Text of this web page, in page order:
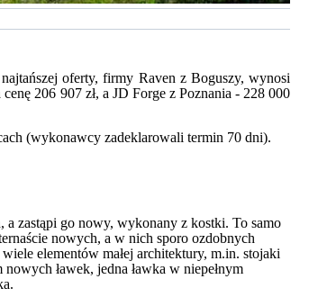
oferty, firmy Raven z Boguszy, wynosi
206 907 zł, a JD Forge z Poznania - 228 000
(wykonawcy zadeklarowali termin 70 dni).
a zastąpi go nowy, wykonany z kostki. To samo
nowych, a w nich sporo ozdobnych
elementów małej architektury, m.in. stojaki
ławek, jedna ławka w niepełnym